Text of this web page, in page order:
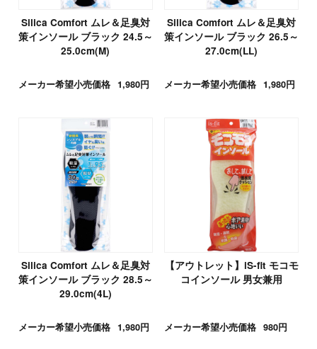
Silica Comfort ムレ＆足臭対
策インソール ブラック 24.5～
25.0cm(M)
メーカー希望小売価格 1,980円
Silica Comfort ムレ＆足臭対
策インソール ブラック 26.5～
27.0cm(LL)
メーカー希望小売価格 1,980円
Silica Comfort ムレ＆足臭対
策インソール ブラック 28.5～
29.0cm(4L)
メーカー希望小売価格 1,980円
【アウトレット】iS-fit モコモ
コインソール 男女兼用
メーカー希望小売価格 980円